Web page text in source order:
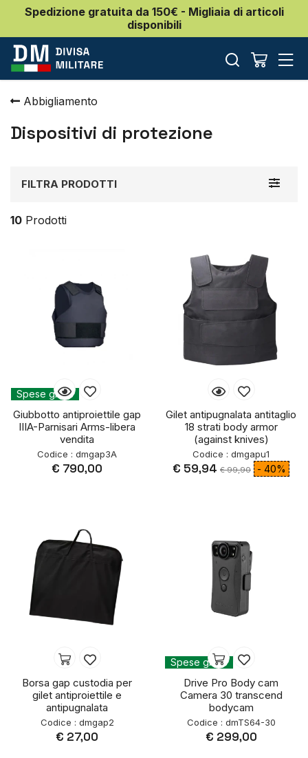
Spedizione gratuita da 150€ - Migliaia di articoli
disponibili
Abbigliamento
Dispositivi di protezione
Toggle
FILTRA PRODOTTI
10 Prodotti
Spese gratis
Giubbotto antiproiettile gap
IIIA-Parnisari Arms-libera
vendita
Codice : dmgap3A
€ 790,00
Gilet antipugnalata antitaglio
18 strati body armor
(against knives)
Codice : dmgapu1
€ 59,94 € 99,90 - 40%
Borsa gap custodia per
gilet antiproiettile e
antipugnalata
Codice : dmgap2
€ 27,00
Spese gratis
Drive Pro Body cam
Camera 30 transcend
bodycam
Codice : dmTS64-30
€ 299,00